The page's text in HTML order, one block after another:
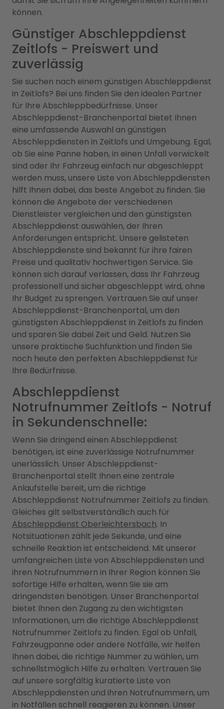
können.
Günstiger Abschleppdienst
Zeitlofs - Preiswert und
zuverlässig
Sie suchen nach einem günstigen Abschleppdienst
in Zeitlofs? Bei uns finden Sie den idealen Partner
für Ihre Abschleppbedürfnisse. Unser
Abschleppdienst-Branchenportal bietet Ihnen
eine umfassende Auswahl an günstigen
Abschleppdiensten in Zeitlofs und Umgebung. Egal,
ob Sie eine Panne haben, in einen Unfall verwickelt
sind oder Ihr Fahrzeug einfach nur abgeschleppt
werden muss, unsere Liste von Abschleppdiensten
hilft Ihnen dabei, das beste Angebot zu finden. Sie
können die Angebote der verschiedenen
Dienstleister vergleichen und den günstigsten
Abschleppdienst auswählen, der Ihren
Anforderungen entspricht. Unsere gelisteten
Abschleppdienste sind bekannt für ihre fairen
Preise und qualitativ hochwertigen Service. Sie
können sich darauf verlassen, dass Ihr Fahrzeug
professionell und sicher abgeschleppt wird, ohne
Ihr Budget zu sprengen. Vertrauen Sie auf unser
Abschleppdienst-Branchenportal, um den
günstigsten Abschleppdienst in Zeitlofs zu finden
und sparen Sie dabei Zeit und Geld. Nutzen Sie
unsere praktische Suchfunktion und finden Sie
noch heute den perfekten Abschleppdienst für
Ihre Bedürfnisse.
Abschleppdienst
Notrufnummer Zeitlofs - Notruf
in Sekundenschnelle:
Wenn Sie dringend einen Abschleppdienst
benötigen, ist eine zuverlässige Notrufnummer
unerlässlich. Unser Abschleppdienst-
Branchenportal stellt Ihnen eine zentrale
Anlaufstelle bereit, um die richtige
Abschleppdienst Notrufnummer Zeitlofs zu finden.
Gleiches gilt selbstverständlich auch für
Abschleppdienst Oberleichtersbach. In
Notsituationen zählt jede Sekunde, und eine
schnelle Reaktion ist entscheidend. Mit unserer
umfangreichen Liste von Abschleppdiensten und
ihren Notrufnummern in Ihrer Region können Sie
sofortige Hilfe erhalten, wenn Sie sie am
dringendsten benötigen. Unser Branchenportal
bietet Ihnen den Zugang zu den wichtigsten
Informationen, um die richtige Abschleppdienst
Notrufnummer Zeitlofs zu finden. Egal ob Unfall,
Fahrzeugpanne oder andere Notfälle, wir helfen
Ihnen dabei, die richtige Nummer zu wählen, um
schnellstmöglich Hilfe zu erhalten. Vertrauen Sie
auf unsere sorgfältig kuratierte Liste von
Abschleppdiensten und ihren Notrufnummern, um
in Notfällen schnell reagieren zu können. Unser